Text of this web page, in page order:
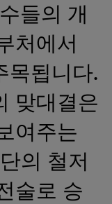
들의 개
처에서
목됩니다.
맞대결은
여주는
의 철저
술로 승